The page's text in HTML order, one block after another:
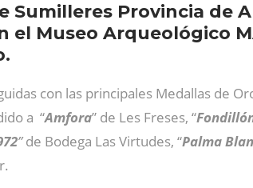
Sumilleres Provincia de
el Museo Arqueológico
con las principales Medallas de
a “Amfora” de Les Freses, “
”de Bodega Las Virtudes, “Palma